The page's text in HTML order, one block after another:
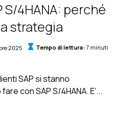
4HANA: perché
strategia
2025 Tempo di lettura:7 minuti
SAP si stanno
con SAP S/4HANA. E’...